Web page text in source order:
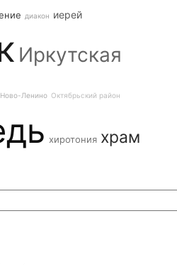
диакон иерей
Иркутская
Ново-Ленино Октябрьский район
хиротония храм